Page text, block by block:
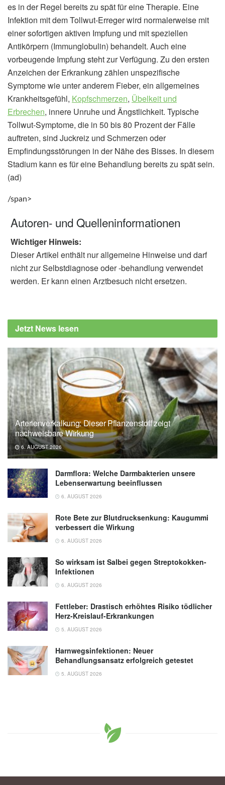
es in der Regel bereits zu spät für eine Therapie. Eine
Infektion mit dem Tollwut-Erreger wird normalerweise mit
einer sofortigen aktiven Impfung und mit speziellen
Antikörpern (Immunglobulin) behandelt. Auch eine
vorbeugende Impfung steht zur Verfügung. Zu den ersten
Anzeichen der Erkrankung zählen unspezifische
Symptome wie unter anderem Fieber, ein allgemeines
Krankheitsgefühl, Kopfschmerzen, Übelkeit und
Erbrechen, innere Unruhe und Ängstlichkeit. Typische
Tollwut-Symptome, die in 50 bis 80 Prozent der Fälle
auftreten, sind Juckreiz und Schmerzen oder
Empfindungsstörungen in der Nähe des Bisses. In diesem
Stadium kann es für eine Behandlung bereits zu spät sein.
(ad)
/span>
Autoren- und Quelleninformationen
Wichtiger Hinweis:
Dieser Artikel enthält nur allgemeine Hinweise und darf
nicht zur Selbstdiagnose oder -behandlung verwendet
werden. Er kann einen Arztbesuch nicht ersetzen.
Jetzt News lesen
Arterienverkalkung: Dieser Pflanzenstoff zeigt
nachweisbare Wirkung
6. AUGUST 2026
Darmflora: Welche Darmbakterien unsere
Lebenserwartung beeinflussen
6. AUGUST 2026
Rote Bete zur Blutdrucksenkung: Kaugummi
verbessert die Wirkung
6. AUGUST 2026
So wirksam ist Salbei gegen Streptokokken-
Infektionen
6. AUGUST 2026
Fettleber: Drastisch erhöhtes Risiko tödlicher
Herz-Kreislauf-Erkrankungen
5. AUGUST 2026
Harnwegsinfektionen: Neuer
Behandlungsansatz erfolgreich getestet
5. AUGUST 2026